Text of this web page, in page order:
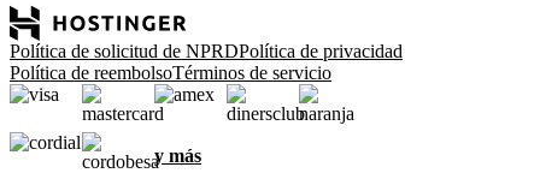
Política de solicitud de NPRDPolítica de privacidad
Política de reembolsoTérminos de servicio
y más